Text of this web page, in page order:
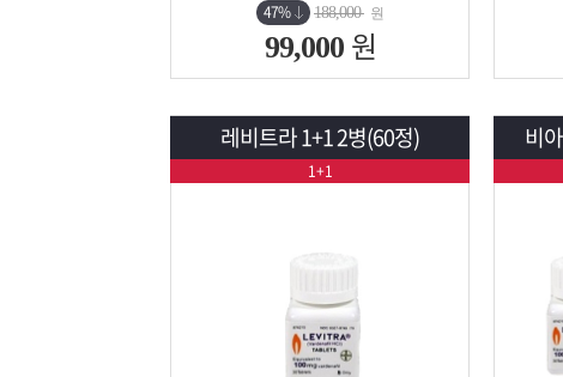
47% 188,000 원
99,000 원
레비트라 1+1 2병(60정)
1+1
비